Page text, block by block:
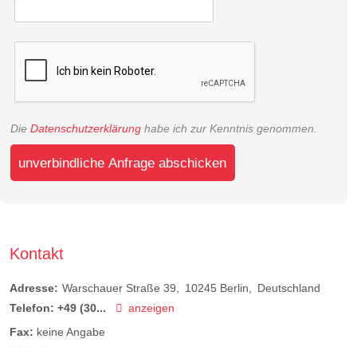
Die Datenschutzerklärung habe ich zur Kenntnis genommen.
unverbindliche Anfrage abschicken
Kontakt
Adresse: Warschauer Straße 39 10245 Berlin
Deutschland
Telefon: +49 (30...
anzeigen
Fax: keine Angabe